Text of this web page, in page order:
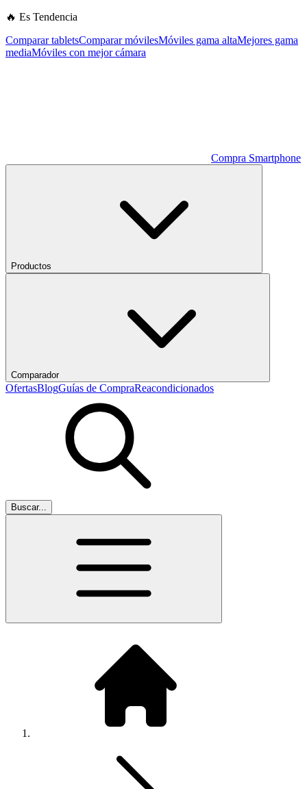
🔥 Es Tendencia
Comparar tabletsComparar móvilesMóviles gama altaMejores gama
mediaMóviles con mejor cámara
Compra Smartphone
Productos
Comparador
OfertasBlogGuías de CompraReacondicionados
Buscar...